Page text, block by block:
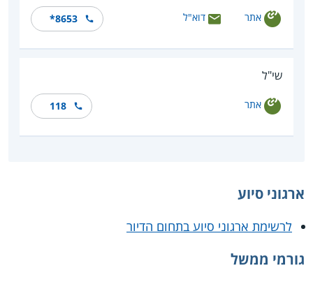
אתר דוא"ל *8653
שי"ל
אתר 118
ארגוני סיוע
לרשימת ארגוני סיוע בתחום הדיור
גורמי ממשל